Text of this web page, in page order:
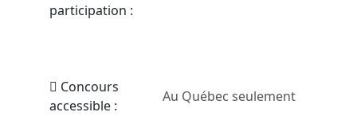
participation :
Concours
accessible :
Au Québec seulement